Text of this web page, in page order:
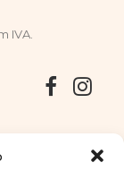
IVA.